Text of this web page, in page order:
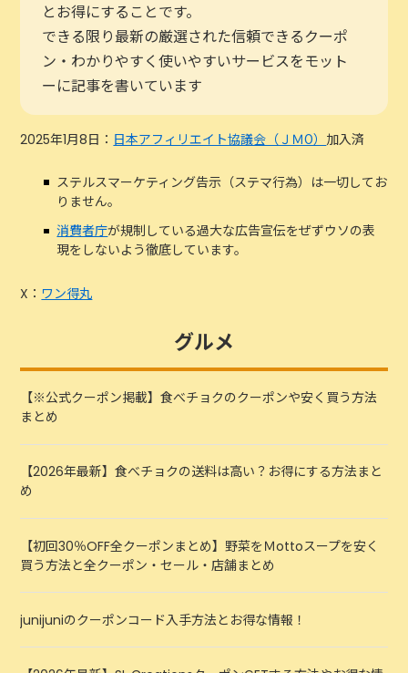
とお得にすることです。
できる限り最新の厳選された信頼できるクーポ
ン・わかりやすく使いやすいサービスをモット
ーに記事を書いています
2025年1月8日： 日本アフィリエイト協議会（ＪＭО） 加入済
ステルスマーケティング告示（ステマ行為）は一切してお
りません。
消費者庁が規制している過大な広告宣伝をぜずウソの表
現をしないよう徹底しています。
X： ワン得丸
グルメ
【※公式クーポン掲載】食べチョクのクーポンや安く買う方法
まとめ
【2026年最新】食べチョクの送料は高い？お得にする方法まと
め
【初回30％OFF全クーポンまとめ】野菜をＭottoスープを安く
買う方法と全クーポン・セール・店舗まとめ
junijuniのクーポンコード入手方法とお得な情報！